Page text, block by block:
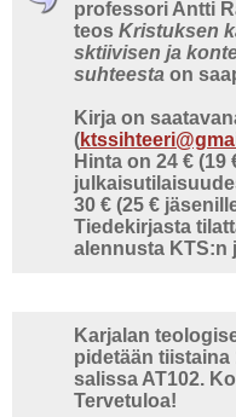
professori Antti
teos Kristuksen
sktiivisen ja
suhteesta on
Kirja on
(
Hinta on 24 € (19
30 € (25 €
​Tiedekirjasta
alennusta KTS:n
Karjalan
pidetään tiistaina
salissa AT102.
Tervetuloa!